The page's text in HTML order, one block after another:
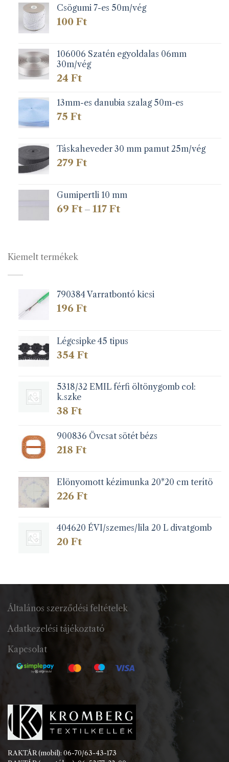
279 Ft
Csögumi 7-es 50m/vég
100 Ft
106006 Szatén egyoldalas 06mm
30m/vég
24 Ft
13mm-es danubia szalag 50m-es
75 Ft
Táskaheveder 30 mm pamut 25m/vég
279 Ft
Gumipertli 10 mm
69 Ft – 117 FtÁrtartomány:
Kiemelt termékek
790384 Varratbontó kicsi
196 Ft
Légcsipke 45 tipus
354 Ft
5318/32 EMIL férfi öltönygomb col:
k.szke
38 Ft
900836 Övcsat sötét bézs
218 Ft
Elönyomott kézimunka 20*20 cm terítö
226 Ft
404620 ÉVI/szemes/lila 20 L divatgomb
20 Ft
Általános szerződési feltételek
Adatkezelési tájékoztató
Kapcsolat
RAKTÁR (mobil): 06-70/63-43-173